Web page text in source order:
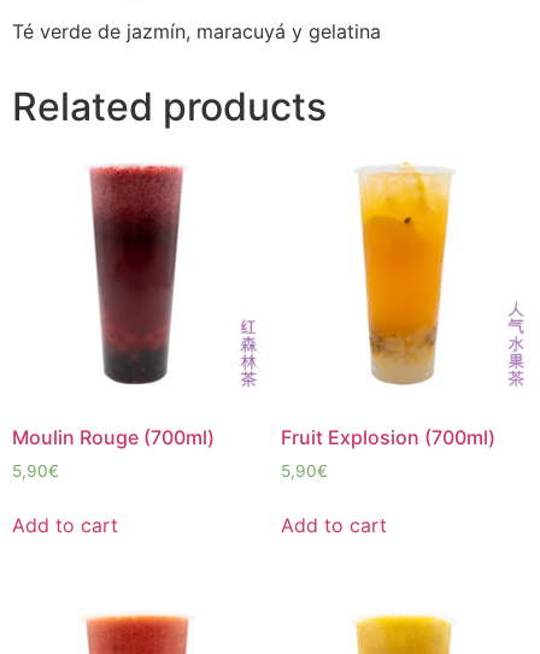
Té verde de jazmín, maracuyá y gelatina
Related products
Moulin Rouge (700ml)
5,90€
Add to cart
Fruit Explosion (700ml)
5,90€
Add to cart